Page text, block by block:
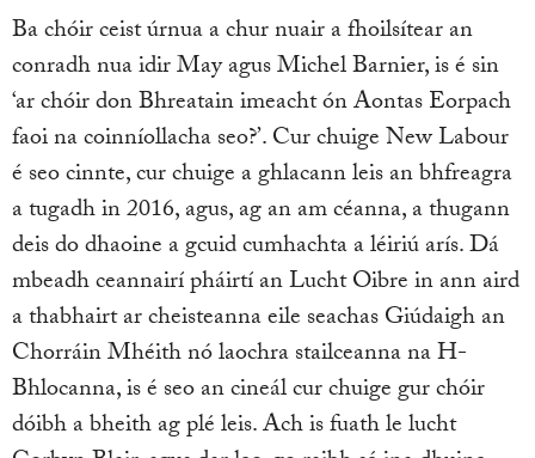
Ba chóir ceist úrnua a chur nuair a fhoilsítear an
conradh nua idir May agus Michel Barnier, is é sin
‘ar chóir don Bhreatain imeacht ón Aontas Eorpach
faoi na coinníollacha seo?’. Cur chuige New Labour
é seo cinnte, cur chuige a ghlacann leis an bhfreagra
a tugadh in 2016, agus, ag an am céanna, a thugann
deis do dhaoine a gcuid cumhachta a léiriú arís. Dá
mbeadh ceannairí pháirtí an Lucht Oibre in ann aird
a thabhairt ar cheisteanna eile seachas Giúdaigh an
Chorráin Mhéith nó laochra stailceanna na H-
Bhlocanna, is é seo an cineál cur chuige gur chóir
dóibh a bheith ag plé leis. Ach is fuath le lucht